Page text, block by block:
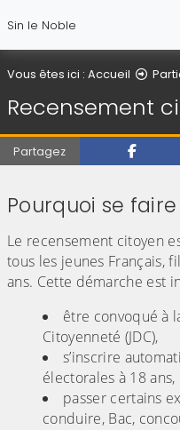
Sin le Noble
Vous êtes ici : Accueil
Recensement
Partagez
Pourquoi se
Le recensement citoyen
tous les jeunes Français,
ans. Cette démarche est
être convoqué à
Citoyenneté (JDC),
s’inscrire
électorales à 18 ans,
passer certains
conduire, Bac,